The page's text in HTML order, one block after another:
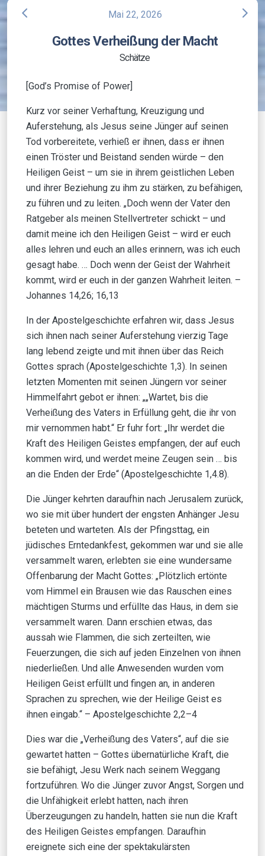
arrow_back_ios Mai 22, 2026 arrow_forward_ios
Gottes Verheißung der Macht
Schätze
[God’s Promise of Power]
Kurz vor seiner Verhaftung, Kreuzigung und
Auferstehung, als Jesus seine Jünger auf seinen
Tod vorbereitete, verhieß er ihnen, dass er ihnen
einen Tröster und Beistand senden würde – den
Heiligen Geist – um sie in ihrem geistlichen Leben
und ihrer Beziehung zu ihm zu stärken, zu befähigen,
zu führen und zu leiten. „Doch wenn der Vater den
Ratgeber als meinen Stellvertreter schickt – und
damit meine ich den Heiligen Geist – wird er euch
alles lehren und euch an alles erinnern, was ich euch
gesagt habe. … Doch wenn der Geist der Wahrheit
kommt, wird er euch in der ganzen Wahrheit leiten. –
Johannes 14,26; 16,13
In der Apostelgeschichte erfahren wir, dass Jesus
sich ihnen nach seiner Auferstehung vierzig Tage
lang lebend zeigte und mit ihnen über das Reich
Gottes sprach (Apostelgeschichte 1,3). In seinen
letzten Momenten mit seinen Jüngern vor seiner
Himmelfahrt gebot er ihnen: „„Wartet, bis die
Verheißung des Vaters in Erfüllung geht, die ihr von
mir vernommen habt.“ Er fuhr fort: „Ihr werdet die
Kraft des Heiligen Geistes empfangen, der auf euch
kommen wird, und werdet meine Zeugen sein … bis
an die Enden der Erde“ (Apostelgeschichte 1,4.8).
Die Jünger kehrten daraufhin nach Jerusalem zurück,
wo sie mit über hundert der engsten Anhänger Jesu
beteten und warteten. Als der Pfingsttag, ein
jüdisches Erntedankfest, gekommen war und sie alle
versammelt waren, erlebten sie eine wundersame
Offenbarung der Macht Gottes: „Plötzlich ertönte
vom Himmel ein Brausen wie das Rauschen eines
mächtigen Sturms und erfüllte das Haus, in dem sie
versammelt waren. Dann erschien etwas, das
aussah wie Flammen, die sich zerteilten, wie
Feuerzungen, die sich auf jeden Einzelnen von ihnen
niederließen. Und alle Anwesenden wurden vom
Heiligen Geist erfüllt und fingen an, in anderen
Sprachen zu sprechen, wie der Heilige Geist es
ihnen eingab.“ – Apostelgeschichte 2,2–4
Dies war die „Verheißung des Vaters“, auf die sie
gewartet hatten – Gottes übernatürliche Kraft, die
sie befähigt, Jesu Werk nach seinem Weggang
fortzuführen. Wo die Jünger zuvor Angst, Sorgen und
die Unfähigkeit erlebt hatten, nach ihren
Überzeugungen zu handeln, hatten sie nun die Kraft
des Heiligen Geistes empfangen. Daraufhin
ereignete sich eine der spektakulärsten